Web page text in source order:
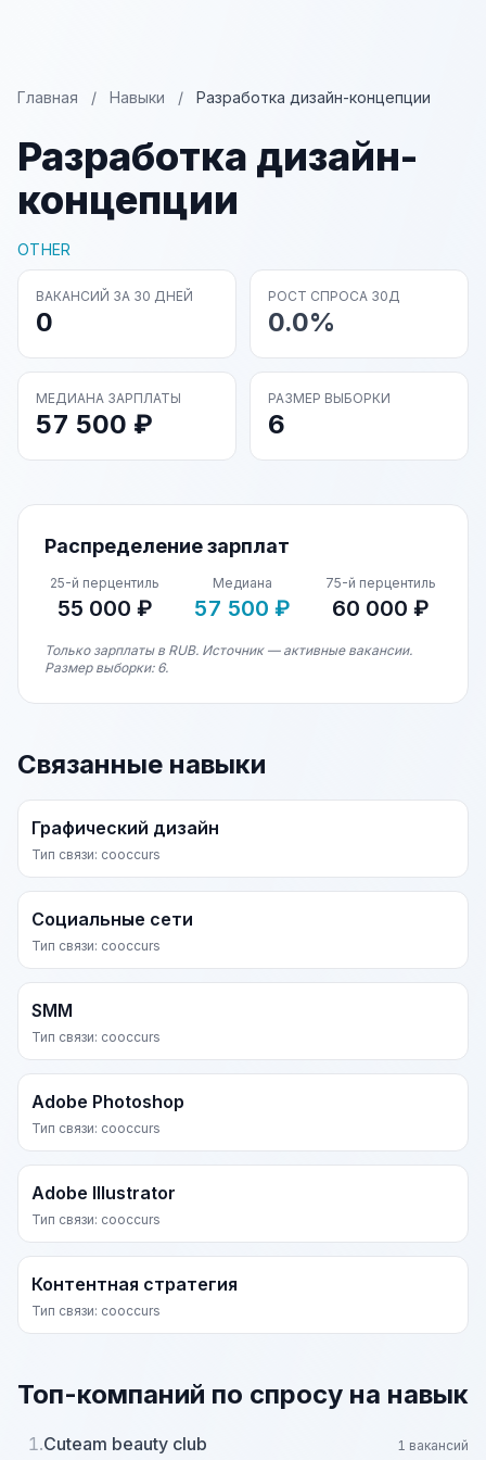
Главная / Навыки / Разработка дизайн-концепции
Разработка дизайн-
концепции
OTHER
ВАКАНСИЙ ЗА 30 ДНЕЙ
0
РОСТ СПРОСА 30Д
0.0%
МЕДИАНА ЗАРПЛАТЫ
57 500 ₽
РАЗМЕР ВЫБОРКИ
6
Распределение зарплат
25-й перцентиль
55 000 ₽
Медиана
57 500 ₽
75-й перцентиль
60 000 ₽
Только зарплаты в RUB. Источник — активные вакансии.
Размер выборки: 6.
Связанные навыки
Графический дизайн
Тип связи: cooccurs
Социальные сети
Тип связи: cooccurs
SMM
Тип связи: cooccurs
Adobe Photoshop
Тип связи: cooccurs
Adobe Illustrator
Тип связи: cooccurs
Контентная стратегия
Тип связи: cooccurs
Топ-компаний по спросу на навык
1.Cuteam beauty club 1 вакансий